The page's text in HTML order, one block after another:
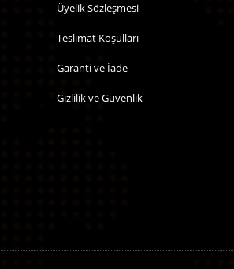
Üyelik Sözleşmesi
Teslimat Koşulları
Garanti ve İade
Gizlilik ve Güvenlik